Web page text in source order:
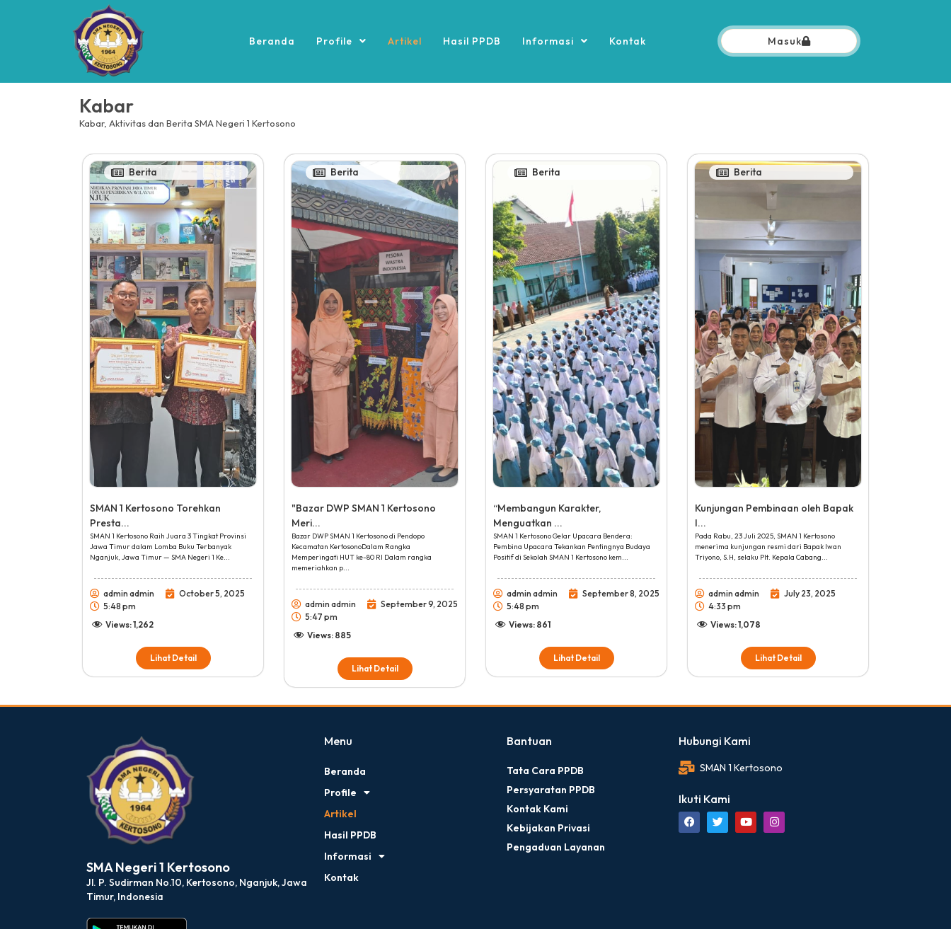
Beranda Profile Artikel Hasil PPDB Informasi Kontak Masuk
Kabar
Kabar, Aktivitas dan Berita SMA Negeri 1 Kertosono
Berita
SMAN 1 Kertosono Torehkan
Presta...
SMAN 1 Kertosono Raih Juara 3 Tingkat Provinsi
Jawa Timur dalam Lomba Buku Terbanyak
Nganjuk, Jawa Timur — SMA Negeri 1 Ke...
admin admin
October 5, 2025
5:48 pm
Views:1,262
Lihat Detail
Berita
"Bazar DWP SMAN 1 Kertosono
Meri...
Bazar DWP SMAN 1 Kertosono di Pendopo
Kecamatan KertosonoDalam Rangka
Memperingati HUT ke-80 RI Dalam rangka
memeriahkan p...
admin admin
September 9, 2025
5:47 pm
Views: 885
Lihat Detail
Berita
“Membangun Karakter,
Menguatkan ...
SMAN 1 Kertosono Gelar Upacara Bendera:
Pembina Upacara Tekankan Pentingnya Budaya
Positif di Sekolah SMAN 1 Kertosono kem...
admin admin
September 8, 2025
5:48 pm
Views: 861
Lihat Detail
Berita
Kunjungan Pembinaan oleh Bapak
I...
Pada Rabu, 23 Juli 2025, SMAN 1 Kertosono
menerima kunjungan resmi dari Bapak Iwan
Triyono, S.H, selaku Plt. Kepala Cabang...
admin admin
July 23, 2025
4:33 pm
Views:1,078
Lihat Detail
SMA Negeri 1 Kertosono
Jl. P. Sudirman No.10, Kertosono, Nganjuk, Jawa
Timur, Indonesia
Menu
Beranda
Profile
Artikel
Hasil PPDB
Informasi
Kontak
Bantuan
Tata Cara PPDB
Persyaratan PPDB
Kontak Kami
Kebijakan Privasi
Pengaduan Layanan
Hubungi Kami
SMAN 1 Kertosono
Ikuti Kami